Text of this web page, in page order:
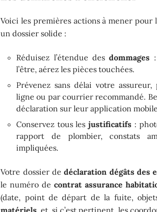
Voici les premières actions à mener
un dossier solide :
Réduisez l’étendue desdommages
l’être, aérez les pièces touchées.
Prévenez sans délai votre
ligne ou par courrier recommandé.
déclaration sur leur application
Conservez tous lesjustificatifs :
rapport de plombier, constats
impliquées.
Votre dossier dedéclaration dégâts des
le numéro decontrat assurance
(date, point de départ de la fuite,
matériels , et, si c’est pertinent, les